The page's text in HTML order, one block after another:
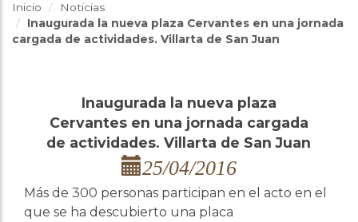
Inicio
Noticias
Inaugurada la nueva plaza Cervantes en una jornada
cargada de actividades. Villarta de San Juan
Inaugurada la nueva plaza
Cervantes en una jornada cargada
de actividades. Villarta de San Juan
25/04/2016
Más de 300 personas participan en el acto en el
que se ha descubierto una placa